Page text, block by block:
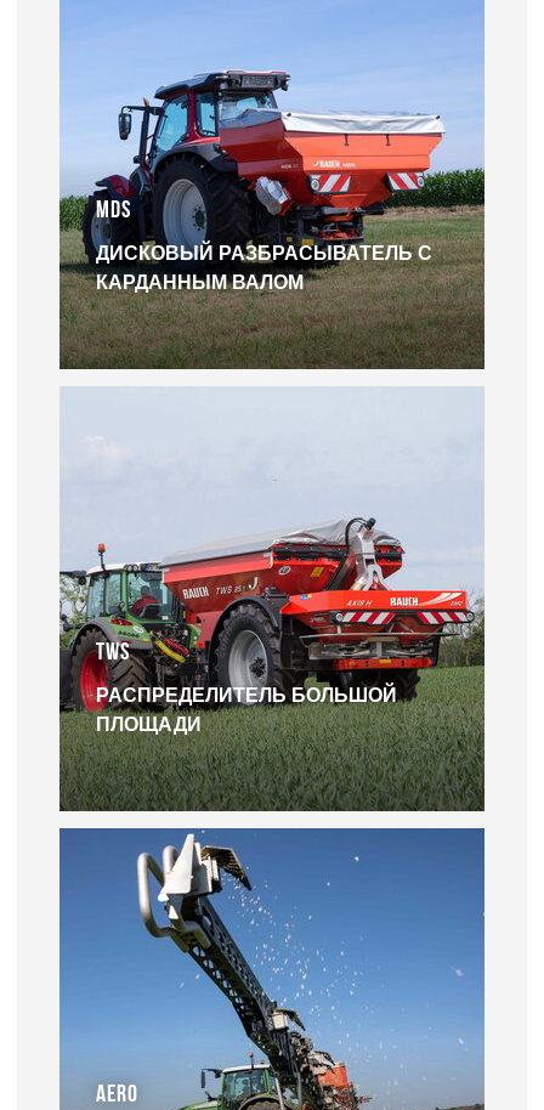
MDS
ДИСКОВЫЙ РАЗБРАСЫВАТЕЛЬ С
КАРДАННЫМ ВАЛОМ
TWS
РАСПРЕДЕЛИТЕЛЬ БОЛЬШОЙ
ПЛОЩАДИ
AERO